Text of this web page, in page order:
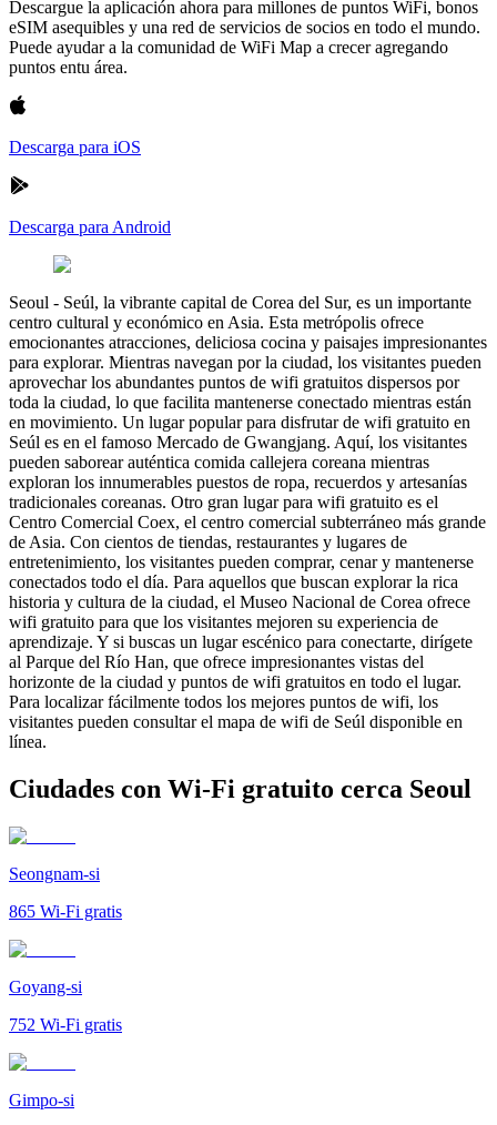
Descargue la aplicación ahora para millones de puntos WiFi, bonos
eSIM asequibles y una red de servicios de socios en todo el mundo.
Puede ayudar a la comunidad de WiFi Map a crecer agregando
puntos entu área.
Descarga para iOS
Descarga para Android
Seoul - Seúl, la vibrante capital de Corea del Sur, es un importante
centro cultural y económico en Asia. Esta metrópolis ofrece
emocionantes atracciones, deliciosa cocina y paisajes impresionantes
para explorar. Mientras navegan por la ciudad, los visitantes pueden
aprovechar los abundantes puntos de wifi gratuitos dispersos por
toda la ciudad, lo que facilita mantenerse conectado mientras están
en movimiento. Un lugar popular para disfrutar de wifi gratuito en
Seúl es en el famoso Mercado de Gwangjang. Aquí, los visitantes
pueden saborear auténtica comida callejera coreana mientras
exploran los innumerables puestos de ropa, recuerdos y artesanías
tradicionales coreanas. Otro gran lugar para wifi gratuito es el
Centro Comercial Coex, el centro comercial subterráneo más grande
de Asia. Con cientos de tiendas, restaurantes y lugares de
entretenimiento, los visitantes pueden comprar, cenar y mantenerse
conectados todo el día. Para aquellos que buscan explorar la rica
historia y cultura de la ciudad, el Museo Nacional de Corea ofrece
wifi gratuito para que los visitantes mejoren su experiencia de
aprendizaje. Y si buscas un lugar escénico para conectarte, dirígete
al Parque del Río Han, que ofrece impresionantes vistas del
horizonte de la ciudad y puntos de wifi gratuitos en todo el lugar.
Para localizar fácilmente todos los mejores puntos de wifi, los
visitantes pueden consultar el mapa de wifi de Seúl disponible en
línea.
Ciudades con Wi-Fi gratuito cerca Seoul
Seongnam-si
865 Wi-Fi gratis
Goyang-si
752 Wi-Fi gratis
Gimpo-si